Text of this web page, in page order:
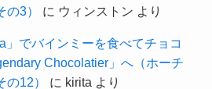
3）
に ウィンストン より
」でバインミーを食べてチョコ
Chocolatier」へ（ホーチ
12）
に kirita より